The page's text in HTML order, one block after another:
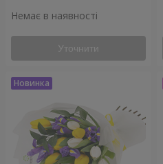
Немає в наявності
Уточнити